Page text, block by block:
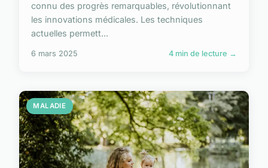
connu des progrès remarquables, révolutionnant
les innovations médicales. Les techniques
actuelles permett...
6 mars 2025 4 min de lecture →
MALADIE